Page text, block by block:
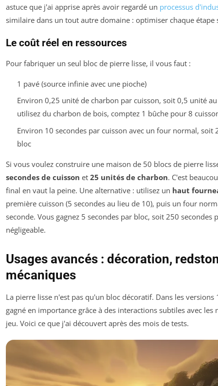
astuce que j'ai apprise après avoir regardé un processus
similaire dans un tout autre domaine : optimiser chaque étape
Le coût réel en ressources
Pour fabriquer un seul bloc de pierre lisse, il vous faut :
1 pavé (source infinie avec une pioche)
Environ 0,25 unité de charbon par cuisson, soit 0,5 unité
utilisez du charbon de bois, comptez 1 bûche pour 8
Environ 10 secondes par cuisson avec un four normal, soit
bloc
Si vous voulez construire une maison de 50 blocs de pierre
secondes de cuisson et 25 unités de charbon. C'est
final en vaut la peine. Une alternative : utilisez un haut
première cuisson (5 secondes au lieu de 10), puis un four
seconde. Vous gagnez 5 secondes par bloc, soit 250 secondes
négligeable.
Usages avancés : décoration,
mécaniques
La pierre lisse n'est pas qu'un bloc décoratif. Dans les versions
gagné en importance grâce à des interactions subtiles avec les
jeu. Voici ce que j'ai découvert après des mois de tests.